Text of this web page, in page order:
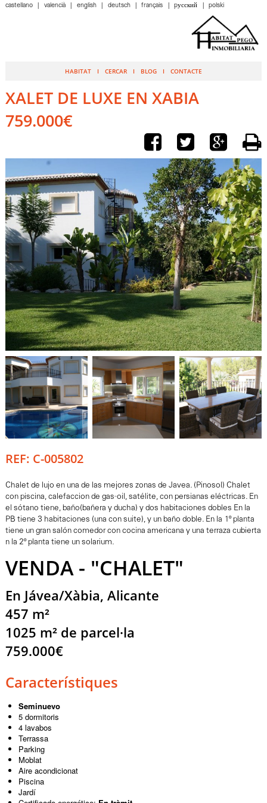
HABITAT CERCAR BLOG CONTACTE
castellano valencià english deutsch français pусский polski
XALET DE LUXE EN XABIA
759.000€
REF: C-005802
Chalet de lujo en una de las mejores zonas de Javea. (Pinosol) Chalet
con piscina, calefaccion de gas-oil, satélite, con persianas eléctricas. En
el sótano tiene, baño(bañera y ducha) y dos habitaciones dobles En la
PB tiene 3 habitaciones (una con suite), y un baño doble. En la 1º planta
tiene un gran salón comedor con cocina americana y una terraza cubierta
n la 2º planta tiene un solarium.
VENDA - "CHALET"
En Jávea/Xàbia, Alicante
457 m²
1025 m² de parcel·la
759.000€
Característiques
Seminuevo
5 dormitoris
4 lavabos
Terrassa
Parking
Moblat
Aire acondicionat
Piscina
Jardí